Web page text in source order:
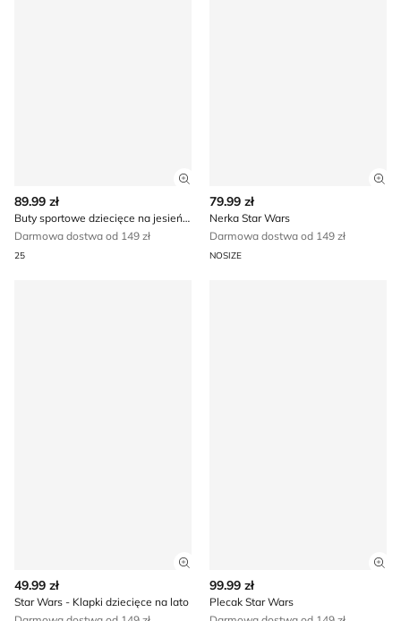
Zobacz szczegóły produktu
89.99 zł
Buty sportowe dziecięce na jesień Star Wars
Darmowa dostwa od 149 zł
25
79.99 zł
Nerka Star Wars
Darmowa dostwa od 149 zł
NOSIZE
Zobacz szczegóły produktu
49.99 zł
Star Wars - Klapki dziecięce na lato
99.99 zł
Plecak Star Wars